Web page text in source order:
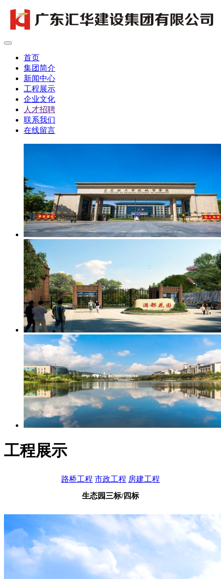
首页
集团简介
新闻中心
工程展示
企业文化
人才招聘
联系我们
在线留言
工程展示
路桥工程 市政工程 房建工程
生态园三标/四标